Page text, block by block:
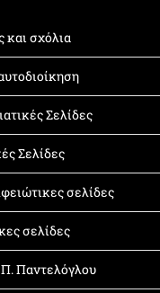
και σχόλια
Σελίδες
Σελίδες
σελίδες
σελίδες
Παντελόγλου